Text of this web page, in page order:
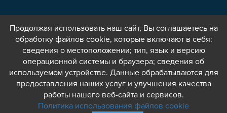
Продолжая использовать наш сайт, Вы соглашаетесь на
обработку файлов cookie, которые включают в себя:
сведения о местоположении; тип, язык и версию
операционной системы и браузера; сведения об
используемом устройстве. Данные обрабатываются для
предоставления наших услуг и улучшения качества
работы нашего веб-сайта и сервисов.
Политика использования файлов cookie